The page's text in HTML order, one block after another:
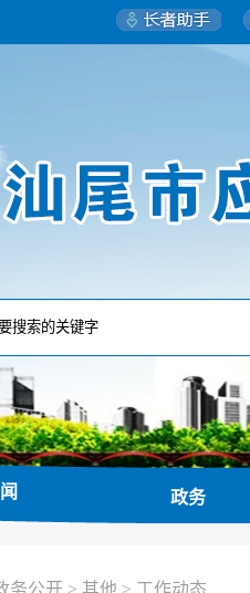
政务
务公开 > 其他 > 工作动态